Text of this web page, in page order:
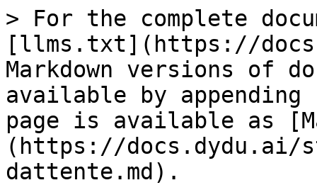
> For the complete
[llms.txt](https://
Markdown versions of
available by
page is available as
(https://
dattente.md).